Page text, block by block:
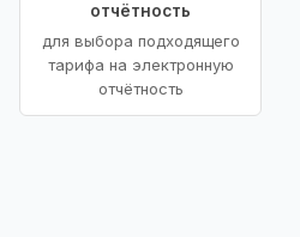
отчётность
для выбора подходящего
тарифа на электронную
отчётность